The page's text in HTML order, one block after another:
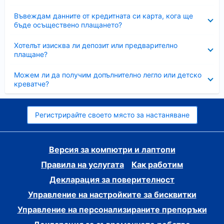
Въвеждам данните от кредитната си карта, кога ще
бъде осъществено плащането?
Хотелът изисква ли депозит или предварително
плащане?
Можем ли да получим допълнително легло или детско
креватче?
Регистрирайте своето място за настаняване
Версия за компютри и лаптопи
Правила на услугата
Как работим
Декларация за поверителност
Управление на настройките за бисквитки
Управление на персонализираните препоръки